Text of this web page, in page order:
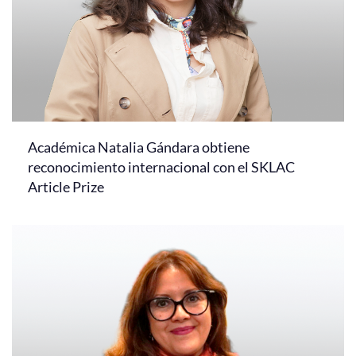
Académica Natalia Gándara obtiene
reconocimiento internacional con el SKLAC
Article Prize